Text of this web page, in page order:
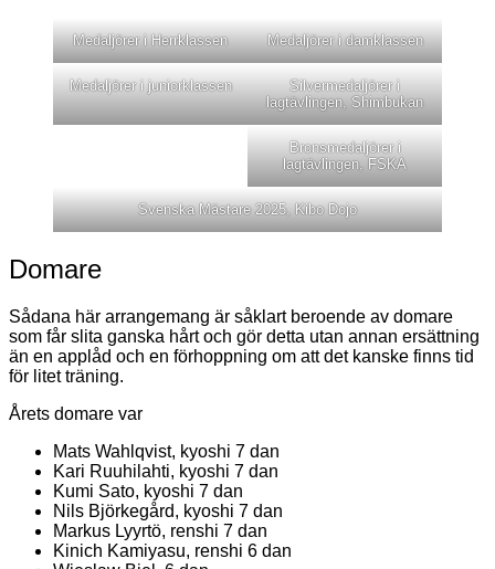
Medaljörer i Herrklassen Medaljörer i damklassen
Medaljörer i juniorklassen
Silvermedaljörer i
lagtävlingen, Shimbukan
Bronsmedaljörer i
lagtävlingen, FSKA
Svenska Mästare 2025, Kibo Dojo
Domare
Sådana här arrangemang är såklart beroende av domare
som får slita ganska hårt och gör detta utan annan ersättning
än en applåd och en förhoppning om att det kanske finns tid
för litet träning.
Årets domare var
Mats Wahlqvist, kyoshi 7 dan
Kari Ruuhilahti, kyoshi 7 dan
Kumi Sato, kyoshi 7 dan
Nils Björkegård, kyoshi 7 dan
Markus Lyyrtö, renshi 7 dan
Kinich Kamiyasu, renshi 6 dan